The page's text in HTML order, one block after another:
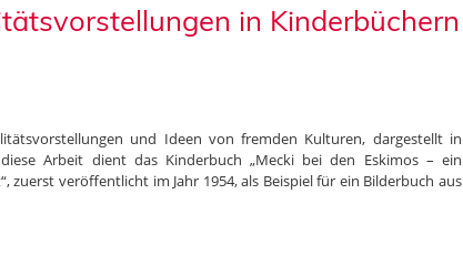
in Kinderbüchern
und Ideen von fremden Kulturen, dargestellt in
Arbeit dient das Kinderbuch „Mecki bei den Eskimos – ein
zuerst veröffentlicht im Jahr 1954, als Beispiel für ein Bilderbuch aus